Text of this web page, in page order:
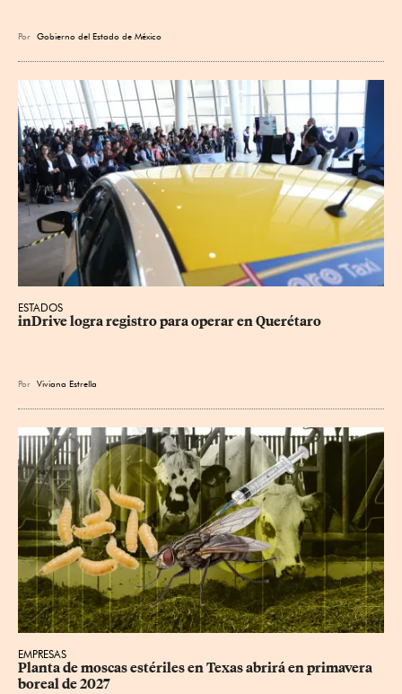
Por Gobierno del Estado de México
ESTADOS
inDrive logra registro para operar en Querétaro
Por Viviana Estrella
EMPRESAS
Planta de moscas estériles en Texas abrirá en primavera
boreal de 2027